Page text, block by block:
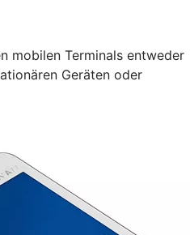
mobilen Terminals entweder
Geräten oder